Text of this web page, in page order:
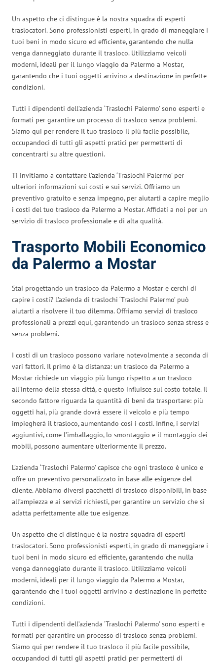
Un aspetto che ci distingue è la nostra squadra di esperti
traslocatori. Sono professionisti esperti, in grado di maneggiare i
tuoi beni in modo sicuro ed efficiente, garantendo che nulla
venga danneggiato durante il trasloco. Utilizziamo veicoli
moderni, ideali per il lungo viaggio da Palermo a Mostar,
garantendo che i tuoi oggetti arrivino a destinazione in perfette
condizioni.
Tutti i dipendenti dell’azienda ‘Traslochi Palermo’ sono esperti e
formati per garantire un processo di trasloco senza problemi.
Siamo qui per rendere il tuo trasloco il più facile possibile,
occupandoci di tutti gli aspetti pratici per permetterti di
concentrarti su altre questioni.
Ti invitiamo a contattare l’azienda ‘Traslochi Palermo’ per
ulteriori informazioni sui costi e sui servizi. Offriamo un
preventivo gratuito e senza impegno, per aiutarti a capire meglio
i costi del tuo trasloco da Palermo a Mostar. Affidati a noi per un
servizio di trasloco professionale e di alta qualità.
Trasporto Mobili Economico
da Palermo a Mostar
Stai progettando un trasloco da Palermo a Mostar e cerchi di
capire i costi? L’azienda di traslochi ‘Traslochi Palermo’ può
aiutarti a risolvere il tuo dilemma. Offriamo servizi di trasloco
professionali a prezzi equi, garantendo un trasloco senza stress e
senza problemi.
I costi di un trasloco possono variare notevolmente a seconda di
vari fattori. Il primo è la distanza: un trasloco da Palermo a
Mostar richiede un viaggio più lungo rispetto a un trasloco
all’interno della stessa città, e questo influisce sul costo totale. Il
secondo fattore riguarda la quantità di beni da trasportare: più
oggetti hai, più grande dovrà essere il veicolo e più tempo
impiegherà il trasloco, aumentando così i costi. Infine, i servizi
aggiuntivi, come l’imballaggio, lo smontaggio e il montaggio dei
mobili, possono aumentare ulteriormente il prezzo.
L’azienda ‘Traslochi Palermo’ capisce che ogni trasloco è unico e
offre un preventivo personalizzato in base alle esigenze del
cliente. Abbiamo diversi pacchetti di trasloco disponibili, in base
all’ampiezza e ai servizi richiesti, per garantire un servizio che si
adatta perfettamente alle tue esigenze.
Un aspetto che ci distingue è la nostra squadra di esperti
traslocatori. Sono professionisti esperti, in grado di maneggiare i
tuoi beni in modo sicuro ed efficiente, garantendo che nulla
venga danneggiato durante il trasloco. Utilizziamo veicoli
moderni, ideali per il lungo viaggio da Palermo a Mostar,
garantendo che i tuoi oggetti arrivino a destinazione in perfette
condizioni.
Tutti i dipendenti dell’azienda ‘Traslochi Palermo’ sono esperti e
formati per garantire un processo di trasloco senza problemi.
Siamo qui per rendere il tuo trasloco il più facile possibile,
occupandoci di tutti gli aspetti pratici per permetterti di